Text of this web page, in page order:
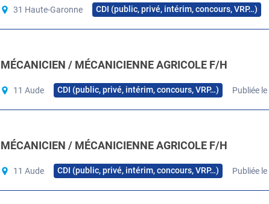
31 Haute-Garonne CDI (public, privé, intérim, concours, VRP…)
MÉCANICIEN / MÉCANICIENNE AGRICOLE F/H
11 Aude CDI (public, privé, intérim, concours, VRP…) Publiée
MÉCANICIEN / MÉCANICIENNE AGRICOLE F/H
11 Aude CDI (public, privé, intérim, concours, VRP…) Publiée